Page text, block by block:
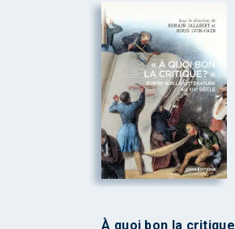
À quoi bon la critique